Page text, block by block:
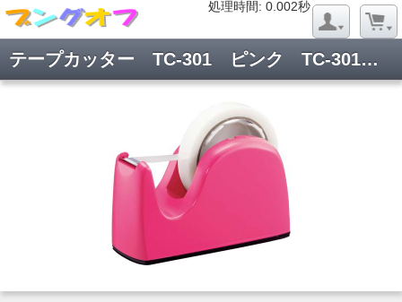
処理時間: 0.002秒
テープカッター TC-301 ピンク TC-301 PK
処理時間: 0.019秒